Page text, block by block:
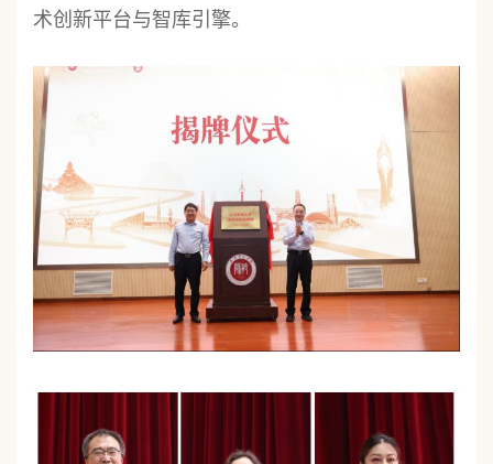
术创新平台与智库引擎。